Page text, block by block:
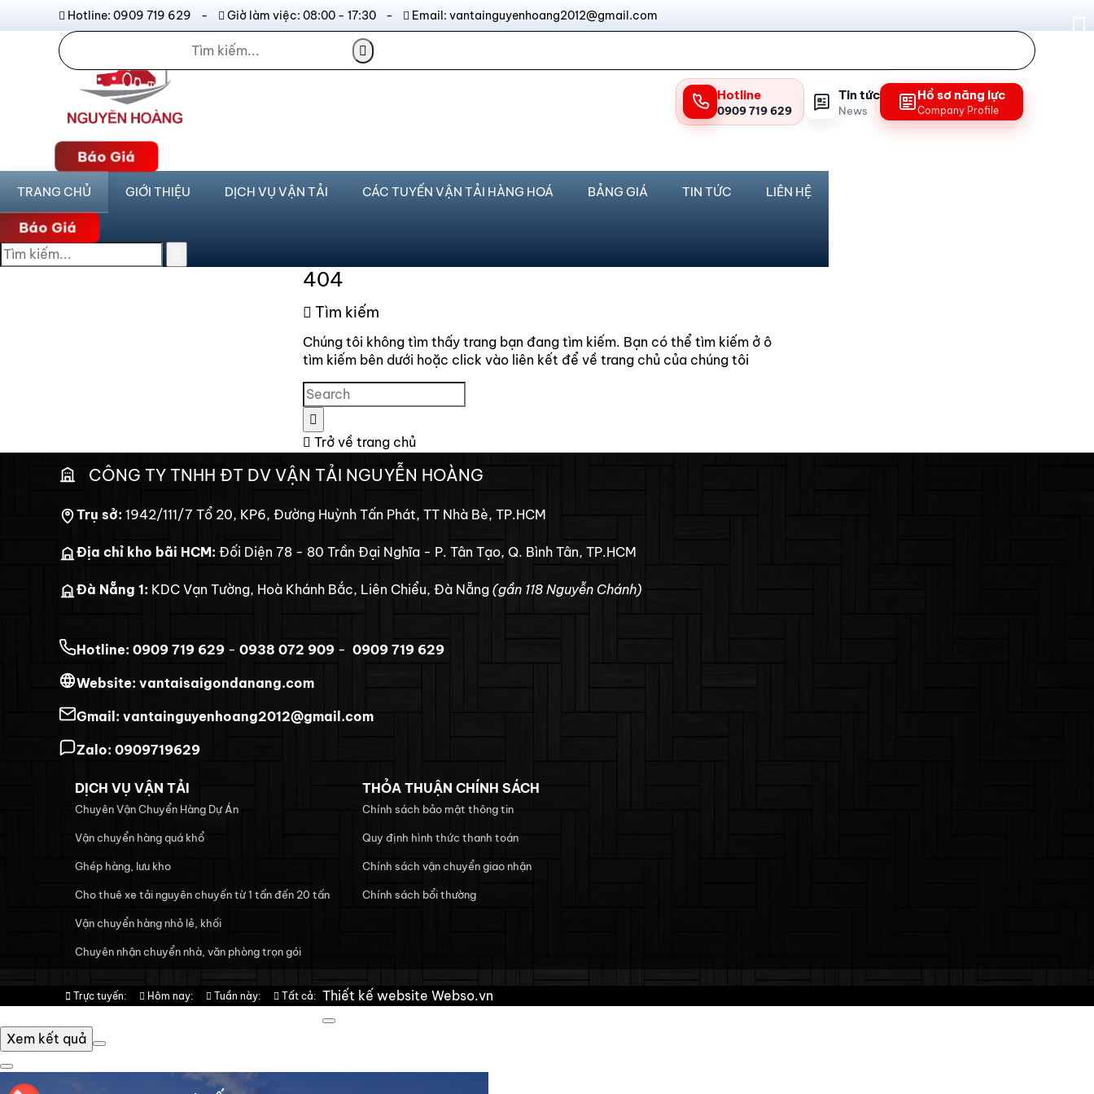
Hotline: 0909 719 629 - Giờ làm việc: 08:00 - 17:30 - Email: vantainguyenhoang2012@gmail.com
Báo Giá
Hotline
0909 719 629
Tin tức
News
Hồ sơ năng lực
Company Profile
TRANG CHỦ GIỚI THIỆU DỊCH VỤ VẬN TẢI CÁC TUYẾN VẬN TẢI HÀNG HOÁ BẢNG GIÁ TIN TỨC LIÊN HỆ
Báo Giá
404
Tìm kiếm
Chúng tôi không tìm thấy trang bạn đang tìm kiếm. Bạn có thể tìm kiếm ở ô
tìm kiếm bên dưới hoặc click vào liên kết để về trang chủ của chúng tôi
Trở về trang chủ
CÔNG TY TNHH ĐT DV VẬN TẢI NGUYỄN HOÀNG
Trụ sở: 1942/111/7 Tổ 20, KP6, Đường Huỳnh Tấn Phát, TT Nhà Bè, TP.HCM
Địa chỉ kho bãi HCM: Đối Diện 78 - 80 Trần Đại Nghĩa - P. Tân Tạo, Q. Bình Tân, TP.HCM
Đà Nẵng 1: KDC Vạn Tường, Hoà Khánh Bắc, Liên Chiểu, Đà Nẵng (gần 118 Nguyễn Chánh)
Hotline: 0909 719 629 - 0938 072 909 - 0909 719 629
Website: vantaisaigondanang.com
Gmail: vantainguyenhoang2012@gmail.com
Zalo: 0909719629
DỊCH VỤ VẬN TẢI
Chuyên Vận Chuyển Hàng Dự Án
Vận chuyển hàng quá khổ
Ghép hàng, lưu kho
Cho thuê xe tải nguyên chuyến từ 1 tấn đến 20 tấn
Vận chuyển hàng nhỏ lẻ, khối
Chuyên nhận chuyển nhà, văn phòng trọn gói
THỎA THUẬN CHÍNH SÁCH
Chính sách bảo mật thông tin
Quy định hình thức thanh toán
Chính sách vận chuyển giao nhận
Chính sách bổi thường
Trực tuyến:
Hôm nay:
Tuần này:
Tất cả: Thiết kế website Webso.vn
Xem kết quả